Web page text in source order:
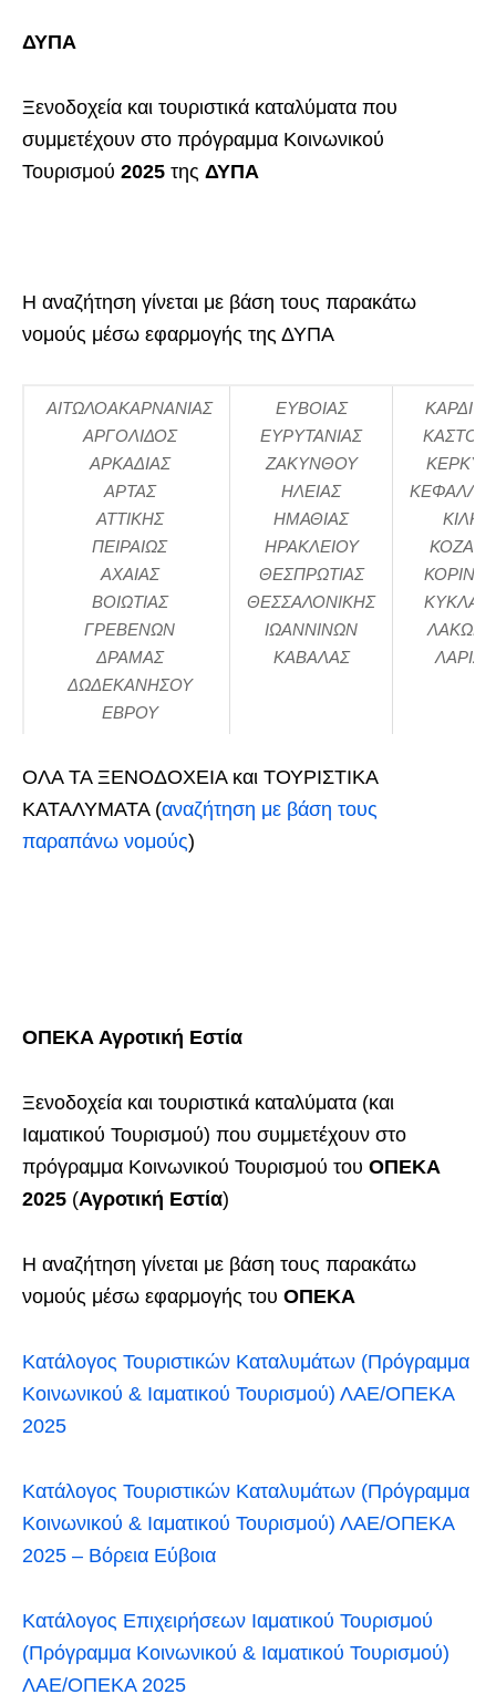
ΔΥΠΑ
Ξενοδοχεία και τουριστικά καταλύματα που
συμμετέχουν στο πρόγραμμα Κοινωνικού
Τουρισμού 2025 της ΔΥΠΑ
Η αναζήτηση γίνεται με βάση τους παρακάτω
νομούς μέσω εφαρμογής της ΔΥΠΑ
ΑΙΤΩΛΟΑΚΑΡΝΑΝΙΑΣ
ΑΡΓΟΛΙΔΟΣ
ΑΡΚΑΔΙΑΣ
ΑΡΤΑΣ
ΑΤΤΙΚΗΣ
ΠΕΙΡΑΙΩΣ
ΑΧΑΙΑΣ
ΒΟΙΩΤΙΑΣ
ΓΡΕΒΕΝΩΝ
ΔΡΑΜΑΣ
ΔΩΔΕΚΑΝΗΣΟΥ
ΕΒΡΟΥ
ΕΥΒΟΙΑΣ
ΕΥΡΥΤΑΝΙΑΣ
ΖΑΚΥΝΘΟΥ
ΗΛΕΙΑΣ
ΗΜΑΘΙΑΣ
ΗΡΑΚΛΕΙΟΥ
ΘΕΣΠΡΩΤΙΑΣ
ΘΕΣΣΑΛΟΝΙΚΗΣ
ΙΩΑΝΝΙΝΩΝ
ΚΑΒΑΛΑΣ
ΚΙΛΚΙΣ
ΟΛΑ ΤΑ ΞΕΝΟΔΟΧΕΙΑ και ΤΟΥΡΙΣΤΙΚΑ
ΚΑΤΑΛΥΜΑΤΑ (αναζήτηση με βάση τους
παραπάνω νομούς)
ΟΠΕΚΑ Αγροτική Εστία
Ξενοδοχεία και τουριστικά καταλύματα (και
Ιαματικού Τουρισμού) που συμμετέχουν στο
πρόγραμμα Κοινωνικού Τουρισμού του ΟΠΕΚΑ
2025 (Αγροτική Εστία)
Η αναζήτηση γίνεται με βάση τους παρακάτω
νομούς μέσω εφαρμογής του ΟΠΕΚΑ
Κατάλογος Τουριστικών Καταλυμάτων (Πρόγραμμα
Κοινωνικού & Ιαματικού Τουρισμού) ΛΑΕ/ΟΠΕΚΑ
2025
Κατάλογος Τουριστικών Καταλυμάτων (Πρόγραμμα
Κοινωνικού & Ιαματικού Τουρισμού) ΛΑΕ/ΟΠΕΚΑ
2025 – Βόρεια Εύβοια
Κατάλογος Επιχειρήσεων Ιαματικού Τουρισμού
(Πρόγραμμα Κοινωνικού & Ιαματικού Τουρισμού)
ΛΑΕ/ΟΠΕΚΑ 2025